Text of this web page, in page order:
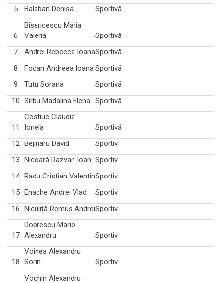
5 Balaban Denisa Sportivă
6
Bisericescu Maria
Valeria
Sportivă
7
Andrei Rebecca IoanaSportivă
8
Focan Andreea Ioana Sportivă
9
Tutu Sorana
Sportivă
10 Sîrbu Madalina Elena Sportivă
11
Costiuc Claudia
Ionela
Sportivă
12 Bejinaru David
Sportiv
13 Nicoară Razvan Ioan Sportiv
14 Radu Cristian ValentinSportiv
15 Enache Andrei Vlad
Sportiv
16 Niculiță Remus AndreiSportiv
17
Dobrescu Mario
Alexandru
Sportiv
18
Voinea Alexandru
Sorin
Sportiv
Vochin Alexandru